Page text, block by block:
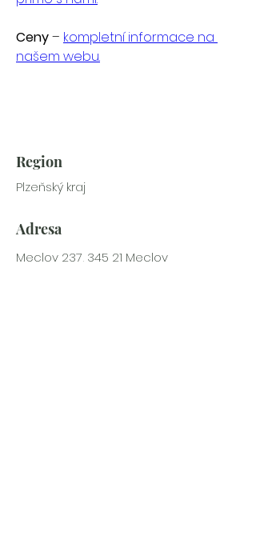
Ceny – kompletní informace na
našem webu.
Region
Plzeňský kraj
Adresa
Meclov 237, 345 21 Meclov